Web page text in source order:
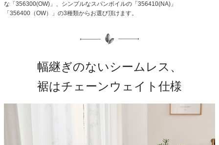
な「356300(OW)」、シンプルなスパンボイルの「356410(NA)」
「356400（OW）」の3種類からお選び頂けます。
幅継ぎのないシームレス、
裾はチェーンウェイト仕様